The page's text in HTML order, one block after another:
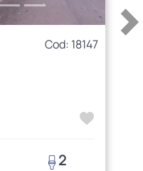
Cod: 18147
2